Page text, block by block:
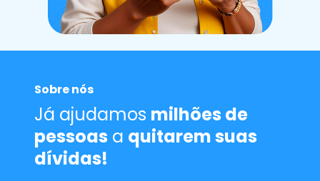
Sobre nós
Já ajudamos milhões de
pessoas a quitarem suas
dívidas!